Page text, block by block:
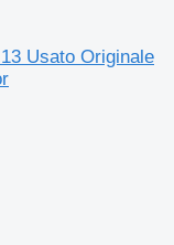
Usato Originale